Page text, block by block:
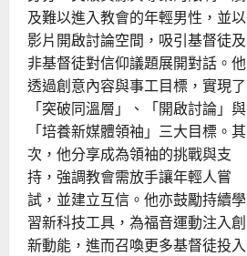
及難以進入教會的年輕男性，並以
影片開啟討論空間，吸引基督徒及
非基督徒對信仰議題展開對話。他
透過創意內容與事工目標，實現了
「突破同溫層」、「開啟討論」與
「培養新媒體領袖」三大目標。其
次，他分享成為領袖的挑戰與支
持，強調教會需放手讓年輕人嘗
試，並建立互信。他亦鼓勵持續學
習新科技工具，為福音運動注入創
新動能，進而召喚更多基督徒投入